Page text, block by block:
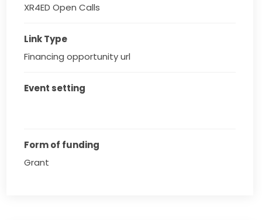
XR4ED Open Calls
Link Type
Financing opportunity url
Event setting
Form of funding
Grant